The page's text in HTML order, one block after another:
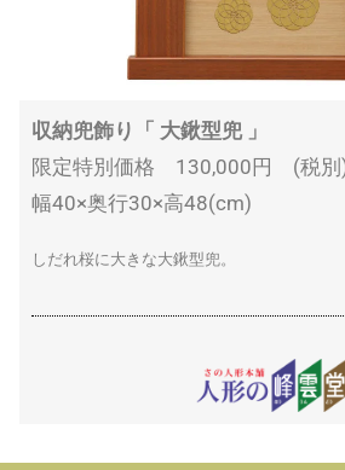
収納兜飾り「 大鍬型兜 」
限定特別価格 130,000円 (税別
幅40×奥行30×高48(cm)
しだれ桜に大きな大鍬型兜。